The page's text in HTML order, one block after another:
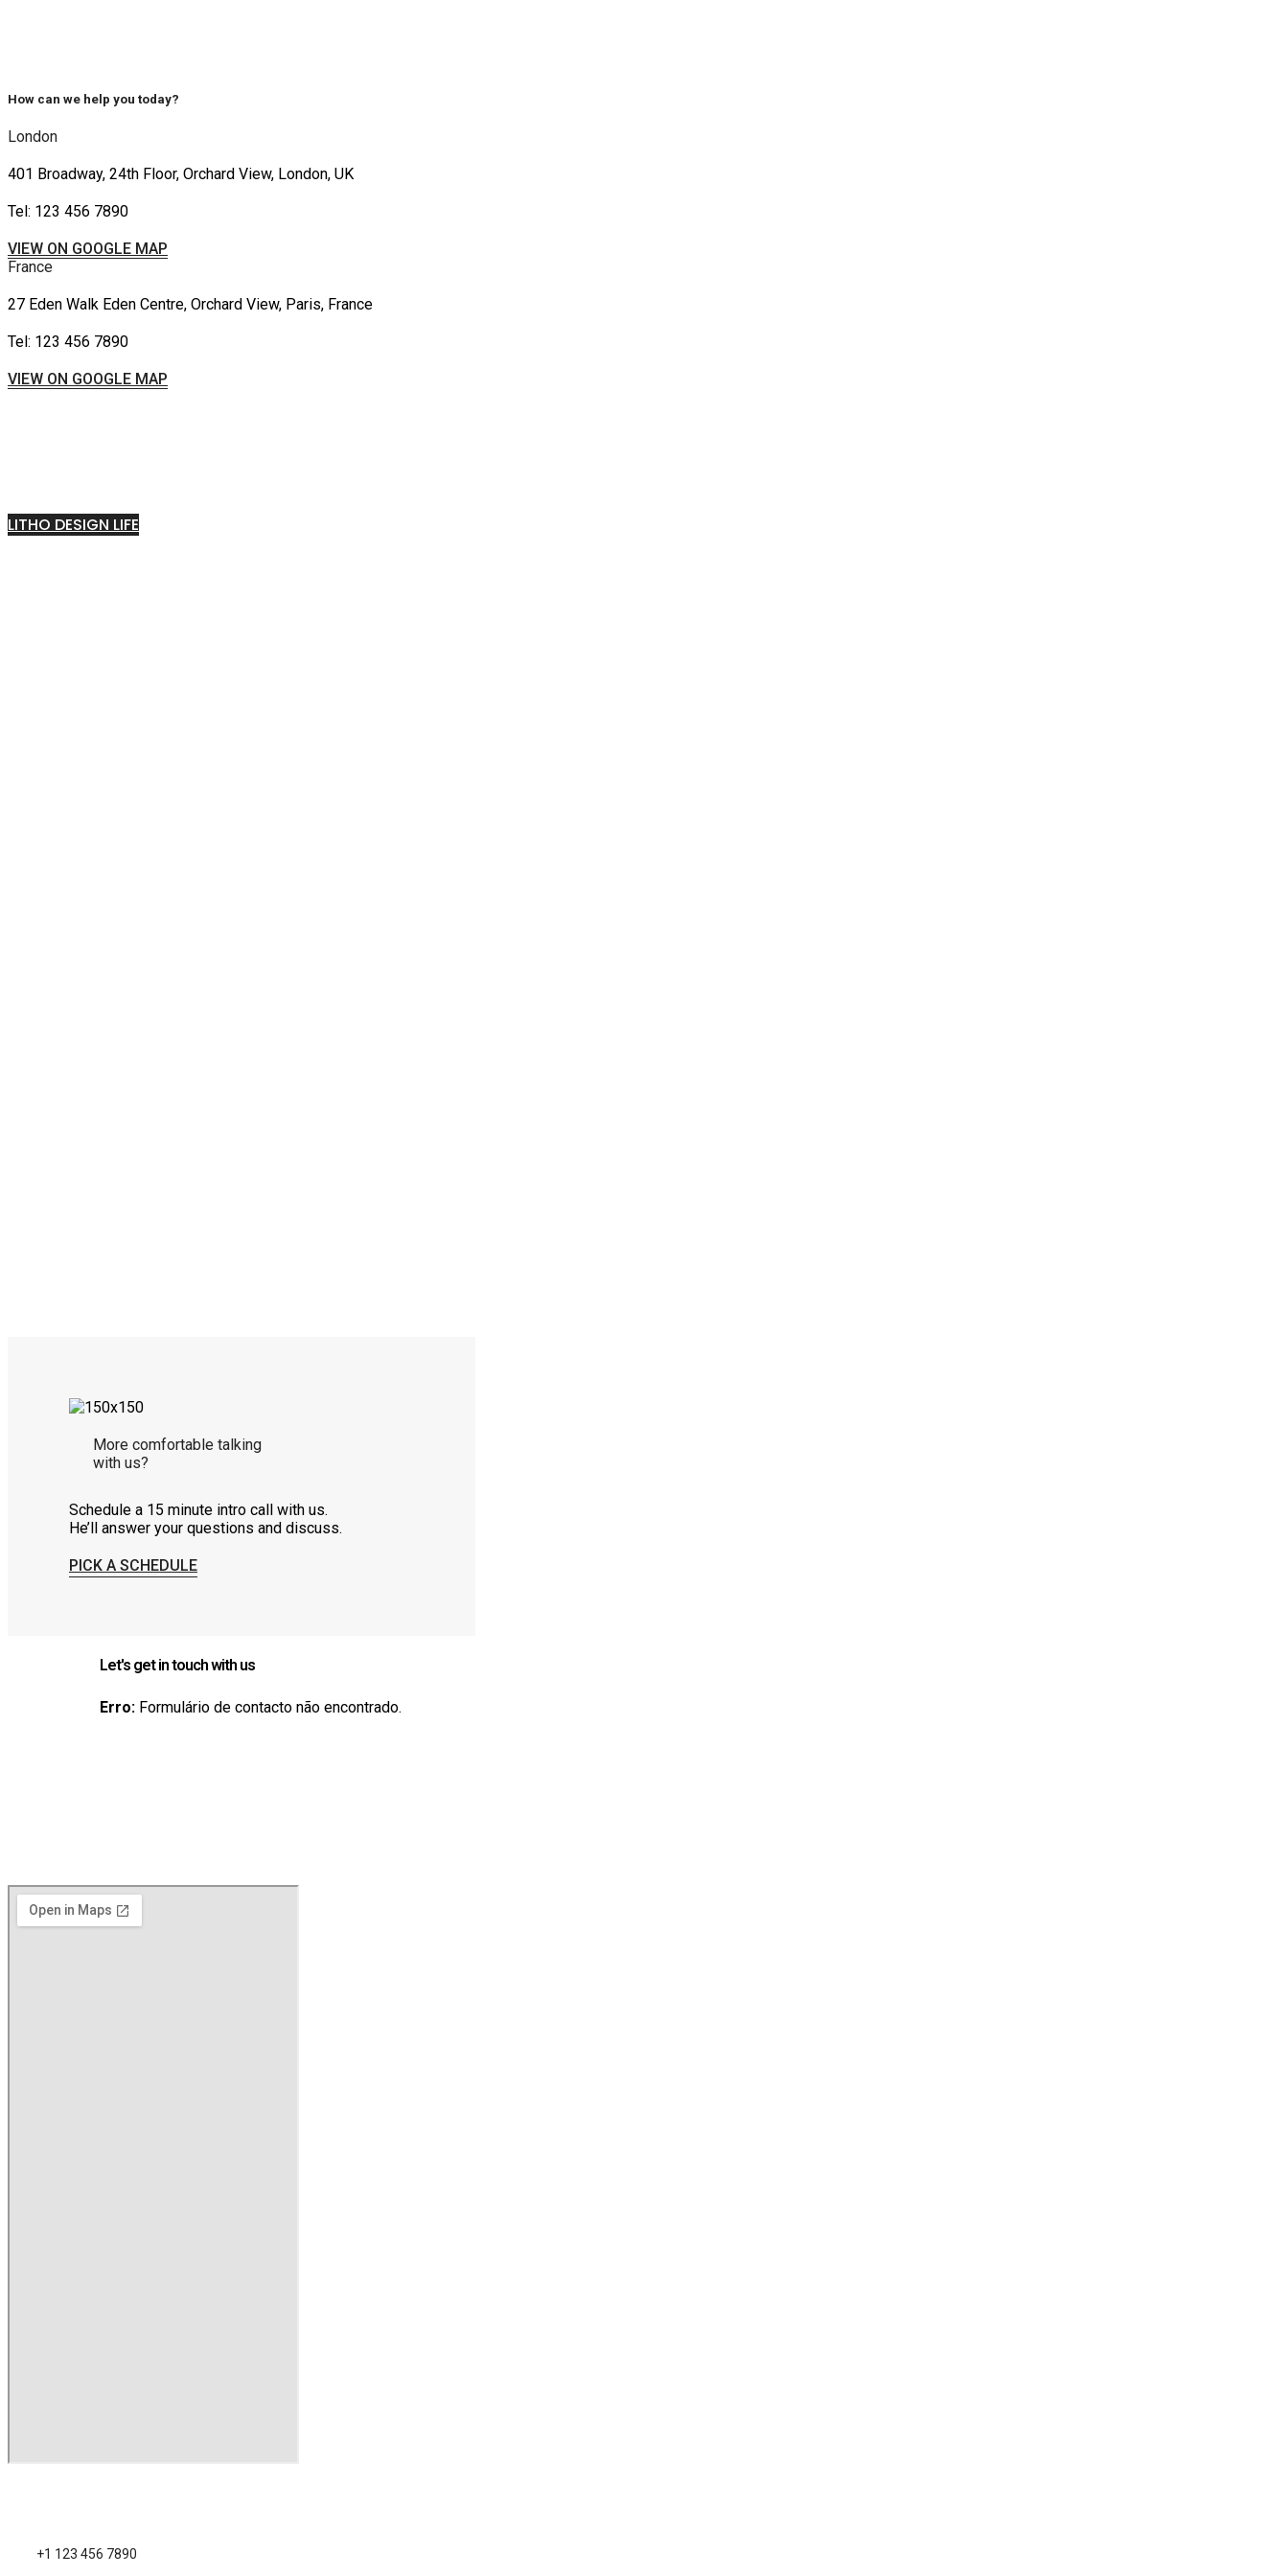
How can we help you today?
London
401 Broadway, 24th Floor, Orchard View, London, UK
Tel: 123 456 7890
VIEW ON GOOGLE MAP
France
27 Eden Walk Eden Centre, Orchard View, Paris, France
Tel: 123 456 7890
VIEW ON GOOGLE MAP
LITHO DESIGN LIFE
More comfortable talking
with us?
Schedule a 15 minute intro call with us.
He’ll answer your questions and discuss.
PICK A SCHEDULE
Let's get in touch with us
Erro:Formulário de contacto não encontrado.
+1 123 456 7890